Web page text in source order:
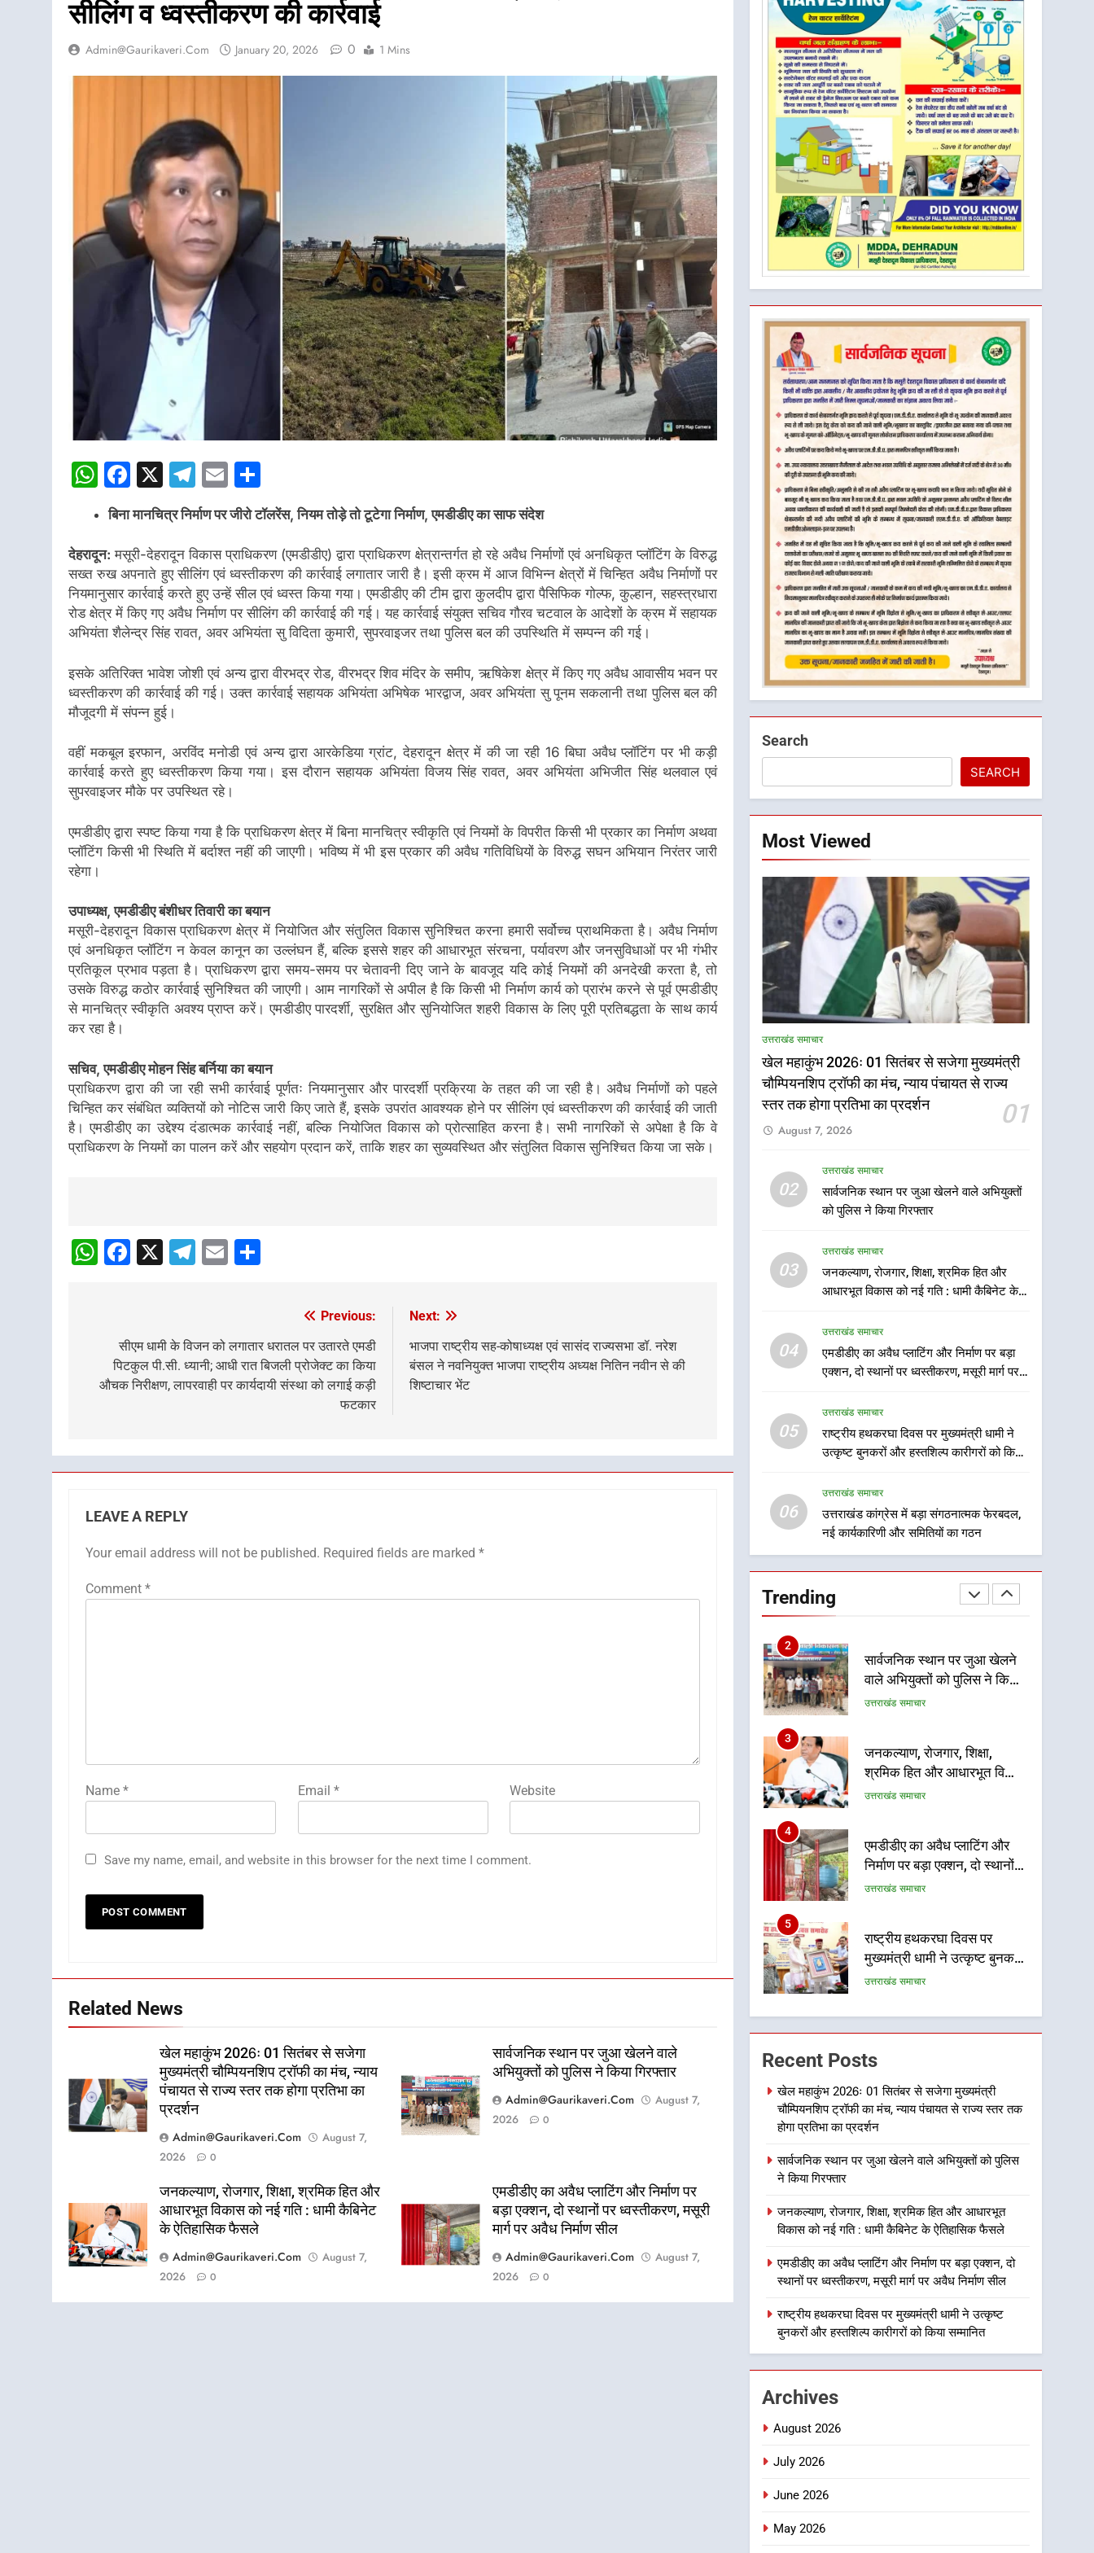
सीलिंग व ध्वस्तीकरण की कार्रवाई
Admin@gaurikaveri.com January 20, 2026 0 1 Mins
WhatsApp
Facebook
X Telegram
Email
बिना मानचित्र निर्माण पर जीरो टॉलरेंस, नियम तोड़े तो टूटेगा निर्माण, एमडीडीए का साफ संदेश
देहरादून: मसूरी-देहरादून विकास प्राधिकरण (एमडीडीए) द्वारा प्राधिकरण क्षेत्रान्तर्गत हो रहे अवैध निर्माणों एवं अनधिकृत प्लॉटिंग के विरुद्ध
सख्त रुख अपनाते हुए सीलिंग एवं ध्वस्तीकरण की कार्रवाई लगातार जारी है। इसी क्रम में आज विभिन्न क्षेत्रों में चिन्हित अवैध निर्माणों पर
नियमानुसार कार्रवाई करते हुए उन्हें सील एवं ध्वस्त किया गया। एमडीडीए की टीम द्वारा कुलदीप द्वारा पैसिफिक गोल्फ, कुल्हान, सहस्त्रधारा
रोड क्षेत्र में किए गए अवैध निर्माण पर सीलिंग की कार्रवाई की गई। यह कार्रवाई संयुक्त सचिव गौरव चटवाल के आदेशों के क्रम में सहायक
अभियंता शैलेन्द्र सिंह रावत, अवर अभियंता सु विदिता कुमारी, सुपरवाइजर तथा पुलिस बल की उपस्थिति में सम्पन्न की गई।
इसके अतिरिक्त भावेश जोशी एवं अन्य द्वारा वीरभद्र रोड, वीरभद्र शिव मंदिर के समीप, ऋषिकेश क्षेत्र में किए गए अवैध आवासीय भवन पर
ध्वस्तीकरण की कार्रवाई की गई। उक्त कार्रवाई सहायक अभियंता अभिषेक भारद्वाज, अवर अभियंता सु पूनम सकलानी तथा पुलिस बल की
मौजूदगी में संपन्न हुई।
वहीं मकबूल इरफान, अरविंद मनोडी एवं अन्य द्वारा आरकेडिया ग्रांट, देहरादून क्षेत्र में की जा रही 16 बिघा अवैध प्लॉटिंग पर भी कड़ी
कार्रवाई करते हुए ध्वस्तीकरण किया गया। इस दौरान सहायक अभियंता विजय सिंह रावत, अवर अभियंता अभिजीत सिंह थलवाल एवं
सुपरवाइजर मौके पर उपस्थित रहे।
एमडीडीए द्वारा स्पष्ट किया गया है कि प्राधिकरण क्षेत्र में बिना मानचित्र स्वीकृति एवं नियमों के विपरीत किसी भी प्रकार का निर्माण अथवा
प्लॉटिंग किसी भी स्थिति में बर्दाश्त नहीं की जाएगी। भविष्य में भी इस प्रकार की अवैध गतिविधियों के विरुद्ध सघन अभियान निरंतर जारी
रहेगा।
उपाध्यक्ष, एमडीडीए बंशीधर तिवारी का बयान
मसूरी-देहरादून विकास प्राधिकरण क्षेत्र में नियोजित और संतुलित विकास सुनिश्चित करना हमारी सर्वोच्च प्राथमिकता है। अवैध निर्माण
एवं अनधिकृत प्लॉटिंग न केवल कानून का उल्लंघन हैं, बल्कि इससे शहर की आधारभूत संरचना, पर्यावरण और जनसुविधाओं पर भी गंभीर
प्रतिकूल प्रभाव पड़ता है। प्राधिकरण द्वारा समय-समय पर चेतावनी दिए जाने के बावजूद यदि कोई नियमों की अनदेखी करता है, तो
उसके विरुद्ध कठोर कार्रवाई सुनिश्चित की जाएगी। आम नागरिकों से अपील है कि किसी भी निर्माण कार्य को प्रारंभ करने से पूर्व एमडीडीए
से मानचित्र स्वीकृति अवश्य प्राप्त करें। एमडीडीए पारदर्शी, सुरक्षित और सुनियोजित शहरी विकास के लिए पूरी प्रतिबद्धता के साथ कार्य
कर रहा है।
सचिव, एमडीडीए मोहन सिंह बर्निया का बयान
प्राधिकरण द्वारा की जा रही सभी कार्रवाई पूर्णतः नियमानुसार और पारदर्शी प्रक्रिया के तहत की जा रही है। अवैध निर्माणों को पहले
चिन्हित कर संबंधित व्यक्तियों को नोटिस जारी किए जाते हैं, इसके उपरांत आवश्यक होने पर सीलिंग एवं ध्वस्तीकरण की कार्रवाई की जाती
है। एमडीडीए का उद्देश्य दंडात्मक कार्रवाई नहीं, बल्कि नियोजित विकास को प्रोत्साहित करना है। सभी नागरिकों से अपेक्षा है कि वे
प्राधिकरण के नियमों का पालन करें और सहयोग प्रदान करें, ताकि शहर का सुव्यवस्थित और संतुलित विकास सुनिश्चित किया जा सके।
navigation
WhatsApp
Facebook
X Telegram
Email
navigation
Previous:
सीएम धामी के विजन को लगातार धरातल पर उतारते एमडी
पिटकुल पी.सी. ध्यानी; आधी रात बिजली प्रोजेक्ट का किया
औचक निरीक्षण, लापरवाही पर कार्यदायी संस्था को लगाई कड़ी
फटकार
Next:
भाजपा राष्ट्रीय सह-कोषाध्यक्ष एवं सासंद राज्यसभा डॉ. नरेश
बंसल ने नवनियुक्त भाजपा राष्ट्रीय अध्यक्ष नितिन नवीन से की
शिष्टाचार भेंट
LEAVE A REPLY
Your email address will not be published. Required fields are marked *
Comment *
Name * Email * Website
Save my name, email, and website in this browser for the next time I comment.
Related News
खेल महाकुंभ 2026ः 01 सितंबर से सजेगा
मुख्यमंत्री चौम्पियनशिप ट्रॉफी का मंच, न्याय
पंचायत से राज्य स्तर तक होगा प्रतिभा का
प्रदर्शन
Admin@gaurikaveri.com
August 7,
2026
0
सार्वजनिक स्थान पर जुआ खेलने वाले
अभियुक्तों को पुलिस ने किया गिरफ्तार
Admin@gaurikaveri.com
August 7,
2026
0
जनकल्याण, रोजगार, शिक्षा, श्रमिक हित और
आधारभूत विकास को नई गति : धामी कैबिनेट
के ऐतिहासिक फैसले
Admin@gaurikaveri.com
August 7,
2026
0
एमडीडीए का अवैध प्लाटिंग और निर्माण पर
बड़ा एक्शन, दो स्थानों पर ध्वस्तीकरण, मसूरी
मार्ग पर अवैध निर्माण सील
Admin@gaurikaveri.com
August 7,
2026
0
Search
SEARCH
Most Viewed
उत्तराखंड समाचार
खेल महाकुंभ 2026ः 01 सितंबर से सजेगा मुख्यमंत्री
चौम्पियनशिप ट्रॉफी का मंच, न्याय पंचायत से राज्य
स्तर तक होगा प्रतिभा का प्रदर्शन
01
August 7, 2026
02
उत्तराखंड समाचार
सार्वजनिक स्थान पर जुआ खेलने वाले अभियुक्तों
को पुलिस ने किया गिरफ्तार
03
उत्तराखंड समाचार
जनकल्याण, रोजगार, शिक्षा, श्रमिक हित और
आधारभूत विकास को नई गति : धामी कैबिनेट के
04
उत्तराखंड समाचार
एमडीडीए का अवैध प्लाटिंग और निर्माण पर बड़ा
एक्शन, दो स्थानों पर ध्वस्तीकरण, मसूरी मार्ग पर
05
उत्तराखंड समाचार
राष्ट्रीय हथकरघा दिवस पर मुख्यमंत्री धामी ने
उत्कृष्ट बुनकरों और हस्तशिल्प कारीगरों को किया
06
उत्तराखंड समाचार
उत्तराखंड कांग्रेस में बड़ा संगठनात्मक फेरबदल,
नई कार्यकारिणी और समितियों का गठन
Trending
5
राष्ट्रीय हथकरघा दिवस पर
मुख्यमंत्री धामी ने उत्कृष्ट बुनकरों
सम्मानित
6
उत्तराखंड कांग्रेस में बड़ा
कार्यकारिणी और समितियों का
गठन
उत्तराखंड समाचार
7
मुख्यमंत्री धामी बोले- युवाओं को
हजारों पदों पर की जाएगी भर्ती
उत्तराखंड समाचार
से जुड़ी 12 किमी ग्रीनफील्ड
बाईपास परियोजना का डीएम ने
किया निरीक्षण; समयबद्ध एवं
गुणवत्तापूर्ण निर्माण सुनिश्चित करने
के निर्देश, सुरक्षा मानकों से कोई
उत्तराखंड समाचार
1
खेल महाकुंभ 2026ः 01 सितंबर
से सजेगा मुख्यमंत्री चौम्पियनशिप
ट्रॉफी का मंच, न्याय पंचायत से
2
सार्वजनिक स्थान पर जुआ खेलने
वाले अभियुक्तों को पुलिस ने किया
गिरफ्तार
उत्तराखंड समाचार
3
जनकल्याण, रोजगार, शिक्षा,
श्रमिक हित और आधारभूत विकास
को नई गति : धामी कैबिनेट के
उत्तराखंड समाचार
4
एमडीडीए का अवैध प्लाटिंग और
निर्माण पर बड़ा एक्शन, दो स्थानों
पर ध्वस्तीकरण, मसूरी मार्ग पर
उत्तराखंड समाचार
5
राष्ट्रीय हथकरघा दिवस पर
मुख्यमंत्री धामी ने उत्कृष्ट बुनकरों
और हस्तशिल्प कारीगरों को किया
उत्तराखंड समाचार
6
उत्तराखंड कांग्रेस में बड़ा
संगठनात्मक फेरबदल, नई
कार्यकारिणी और समितियों का
गठन
7
मुख्यमंत्री धामी बोले- युवाओं को
प्राथमिकता, आने वाले महीनों में
उत्तराखंड समाचार
दिल्ली-देहरादून आर्थिक कॉरिडोर
से जुड़ी 12 किमी ग्रीनफील्ड
बाईपास परियोजना का डीएम ने
किया निरीक्षण; समयबद्ध एवं
के निर्देश, सुरक्षा मानकों से कोई
समझौता नहींः डीएम
उत्तराखंड समाचार
खेल महाकुंभ 2026ः 01 सितंबर
से सजेगा मुख्यमंत्री चौम्पियनशिप
राज्य स्तर तक होगा प्रतिभा का
उत्तराखंड समाचार
Recent Posts
खेल महाकुंभ 2026ः 01 सितंबर से सजेगा मुख्यमंत्री
चौम्पियनशिप ट्रॉफी का मंच, न्याय पंचायत से राज्य स्तर तक
होगा प्रतिभा का प्रदर्शन
सार्वजनिक स्थान पर जुआ खेलने वाले अभियुक्तों को पुलिस
ने किया गिरफ्तार
जनकल्याण, रोजगार, शिक्षा, श्रमिक हित और आधारभूत
विकास को नई गति : धामी कैबिनेट के ऐतिहासिक फैसले
एमडीडीए का अवैध प्लाटिंग और निर्माण पर बड़ा एक्शन, दो
स्थानों पर ध्वस्तीकरण, मसूरी मार्ग पर अवैध निर्माण सील
राष्ट्रीय हथकरघा दिवस पर मुख्यमंत्री धामी ने उत्कृष्ट
बुनकरों और हस्तशिल्प कारीगरों को किया सम्मानित
Archives
August 2026
July 2026
June 2026
May 2026